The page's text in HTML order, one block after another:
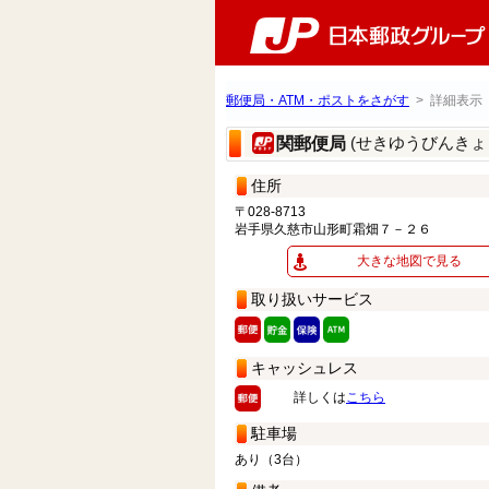
郵便局・ATM・ポストをさがす > 詳細表示
関郵便局 (せきゆうびんき
住所
〒028-8713
岩手県久慈市山形町霜畑７－２６
大きな地図で見る
取り扱いサービス
キャッシュレス
詳しくはこちら
駐車場
あり（3台）